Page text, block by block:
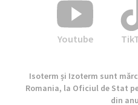
Youtube
Isoterm și Izoterm sunt
Romania, la Oficiul de Stat
din